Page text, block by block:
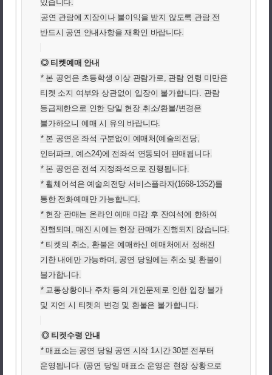
있습니다.
공연 관람에 지장이나 불이익을 받지 않도록 관람 전
반드시 공연 안내사항을 재확인 바랍니다.
◎ 티켓예매 안내
* 본 공연은 초등학생 이상 관람가로, 관람 연령 미만은
티켓 소지 여부와 상관없이 입장이 불가합니다. 관람
등급제한으로 인한 당일 현장 취소/환불/변경은
불가하오니 예매 시 유의 바랍니다.
* 본 공연은 좌석 구분없이 예매처(예술의전당,
인터파크, 예스24)에 전좌석 연동되어 판매됩니다.
* 본 공연은 전석 지정좌석으로 진행됩니다.
* 휠체어석은 예술의전당 서비스플라자(1668-1352)를
통한 전화예매만 가능합니다.
* 현장 판매는 온라인 예매 마감 후 잔여석에 한하여
진행되며, 매진 시에는 현장 판매가 진행되지 않습니다.
* 티켓의 취소, 환불은 예매하신 예매처에서 정해진
기한 내에만 가능하며, 공연 당일에는 취소 및 환불이
불가합니다.
* 교통상황이나 주차 등의 개인문제로 인한 입장 불가
및 지연 시 티켓의 변경 및 환불은 불가합니다.
◎ 티켓수령 안내
* 매표소는 공연 당일 공연 시작 1시간 30분 전부터
운영됩니다. (공연 당일 매표소 운영은 현장 상황으로